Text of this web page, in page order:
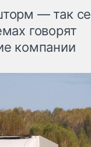
— так
говорят
компании